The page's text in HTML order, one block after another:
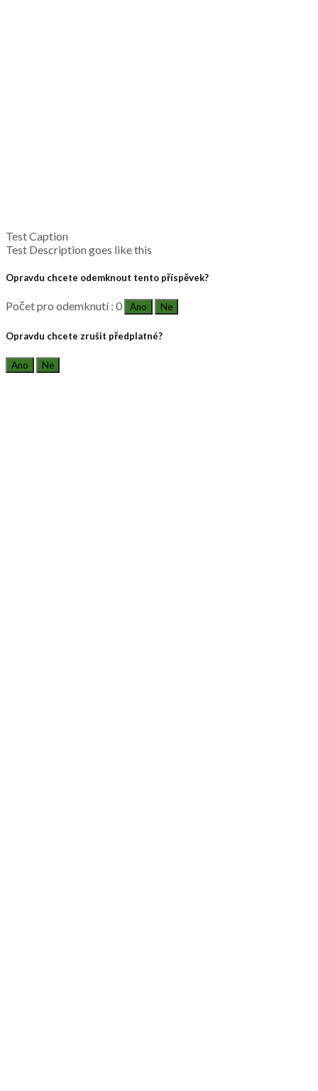
Test Caption
Test Description goes like this
Opravdu chcete odemknout tento příspěvek?
Počet pro odemknutí : 0 Ano Ne
Opravdu chcete zrušit předplatné?
Ano Ne